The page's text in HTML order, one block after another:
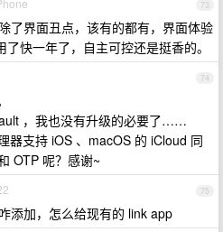
73
了界面丑点，该有的都有，界面体验
快一年了，自主可控还是挺香的。
74
，我也没有升级的必要了……
器支持 iOS 、macOS 的 iCloud 同
OTP 呢？感谢~
75
添加，怎么给现有的 link app